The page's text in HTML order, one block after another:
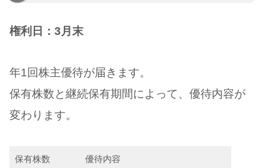
権利日：3月末
年1回株主優待が届きます。
保有株数と継続保有期間によって、優待内容が
変わります。
保有株数 優待内容